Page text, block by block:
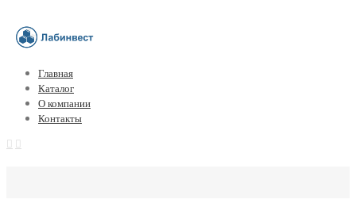
Главная
Каталог
О компании
Контакты